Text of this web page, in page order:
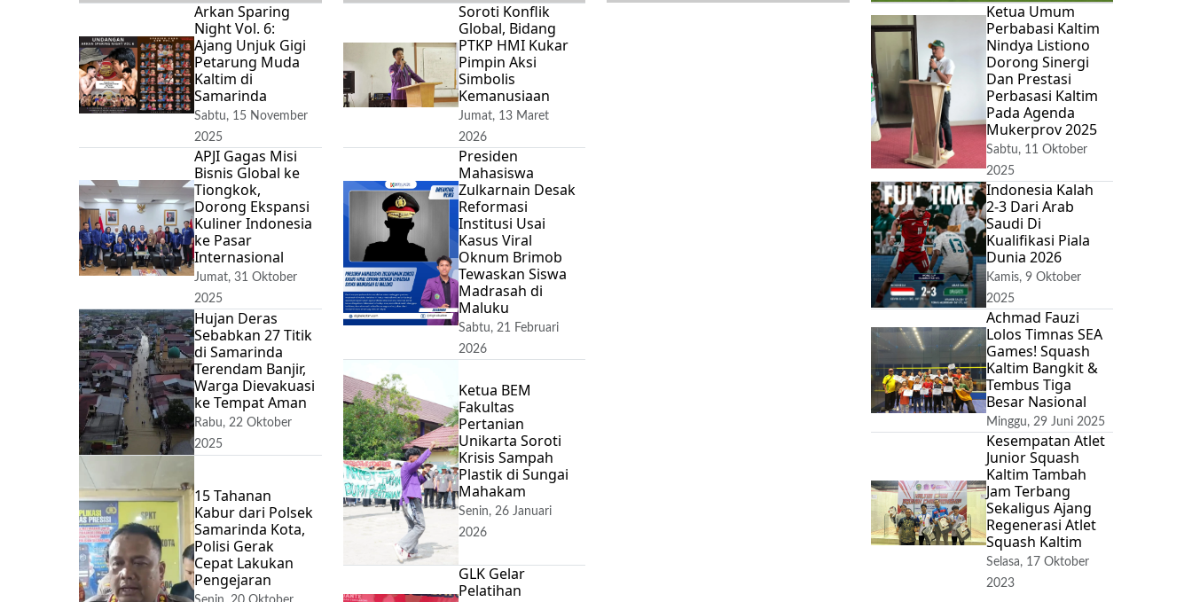
Arkan Sparing
Night Vol. 6:
Ajang Unjuk Gigi
Petarung Muda
Kaltim di
Samarinda
Sabtu, 15 November
2025
APJI Gagas Misi
Bisnis Global ke
Tiongkok,
Dorong Ekspansi
Kuliner Indonesia
ke Pasar
Internasional
Jumat, 31 Oktober
2025
Hujan Deras
Sebabkan 27 Titik
di Samarinda
Terendam Banjir,
Warga Dievakuasi
ke Tempat Aman
Rabu, 22 Oktober
2025
15 Tahanan
Kabur dari Polsek
Samarinda Kota,
Polisi Gerak
Cepat Lakukan
Pengejaran
Soroti Konflik
Global, Bidang
PTKP HMI Kukar
Pimpin Aksi
Simbolis
Kemanusiaan
Jumat, 13 Maret
2026
Presiden
Mahasiswa
Zulkarnain Desak
Reformasi
Institusi Usai
Kasus Viral
Oknum Brimob
Tewaskan Siswa
Madrasah di
Maluku
Sabtu, 21 Februari
2026
Ketua BEM
Fakultas
Pertanian
Unikarta Soroti
Krisis Sampah
Plastik di Sungai
Mahakam
Senin, 26 Januari
2026
GLK Gelar
Pelatihan
Ketua Umum
Perbabasi Kaltim
Nindya Listiono
Dorong Sinergi
Dan Prestasi
Perbasasi Kaltim
Pada Agenda
Mukerprov 2025
Sabtu, 11 Oktober
2025
Indonesia Kalah
2-3 Dari Arab
Saudi Di
Kualifikasi Piala
Dunia 2026
Kamis, 9 Oktober
2025
Achmad Fauzi
Lolos Timnas SEA
Games! Squash
Kaltim Bangkit &
Tembus Tiga
Besar Nasional
Minggu, 29 Juni 2025
Kesempatan Atlet
Junior Squash
Kaltim Tambah
Jam Terbang
Sekaligus Ajang
Regenerasi Atlet
Squash Kaltim
Selasa, 17 Oktober
2023